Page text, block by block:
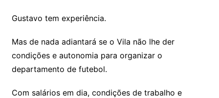
Gustavo tem experiência.
Mas de nada adiantará se o Vila não lhe der
condições e autonomia para organizar o
departamento de futebol.
Com salários em dia, condições de trabalho e